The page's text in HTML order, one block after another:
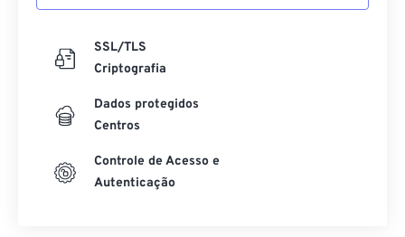
SSL/TLS
Criptografia
Dados protegidos
Centros
Controle de Acesso e
Autenticação